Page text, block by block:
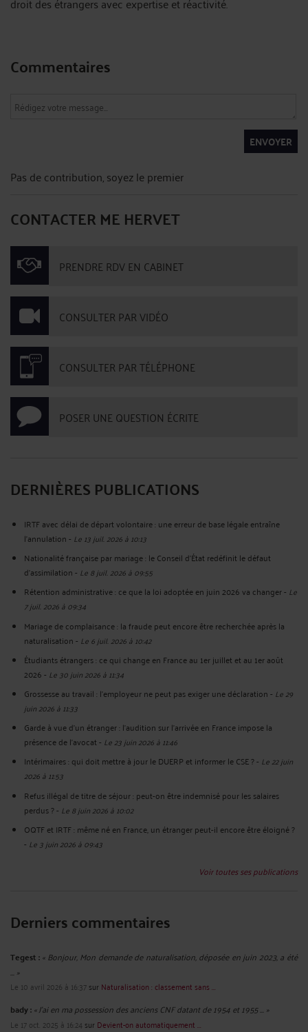
Commentaires
ENVOYER
Pas de contribution, soyez le premier
CONTACTER ME HERVET
PRENDRE RDV EN CABINET
CONSULTER PAR VIDÉO
CONSULTER PAR TÉLÉPHONE
POSER UNE QUESTION ÉCRITE
DERNIÈRES PUBLICATIONS
IRTF avec délai de départ volontaire : une erreur de base légale entraîne
l’annulation- Le 13 juil. 2026 à 10:13
Nationalité française par mariage : le Conseil d’État redéfinit le défaut
d’assimilation- Le 8 juil. 2026 à 09:55
Rétention administrative : ce que la loi adoptée en juin 2026 va changer- Le
7 juil. 2026 à 09:34
Mariage de complaisance : la fraude peut encore être recherchée après la
naturalisation- Le 6 juil. 2026 à 10:42
Étudiants étrangers : ce qui change en France au 1er juillet et au 1er août
2026- Le 30 juin 2026 à 11:34
Grossesse au travail : l’employeur ne peut pas exiger une déclaration- Le 29
juin 2026 à 11:33
Garde à vue d’un étranger : l’audition sur l’arrivée en France impose la
présence de l’avocat- Le 23 juin 2026 à 11:46
Intérimaires : qui doit mettre à jour le DUERP et informer le CSE ?- Le 22 juin
2026 à 11:53
Refus illégal de titre de séjour : peut-on être indemnisé pour les salaires
perdus ?- Le 8 juin 2026 à 10:02
OQTF et IRTF : même né en France, un étranger peut-il encore être éloigné ?
- Le 3 juin 2026 à 09:43
Voir toutes ses publications
Derniers commentaires
Tegest : « Bonjour, Mon demande de naturalisation, déposée en juin 2023, a été
... »
Le 10 avril 2026 à 16:37sur Naturalisation : classement sans ...
bady :« J'ai en ma possession des anciens CNF datant de 1954 et 1955 ... »
Le 17 oct. 2025 à 16:24 sur Devient-on automatiquement ...